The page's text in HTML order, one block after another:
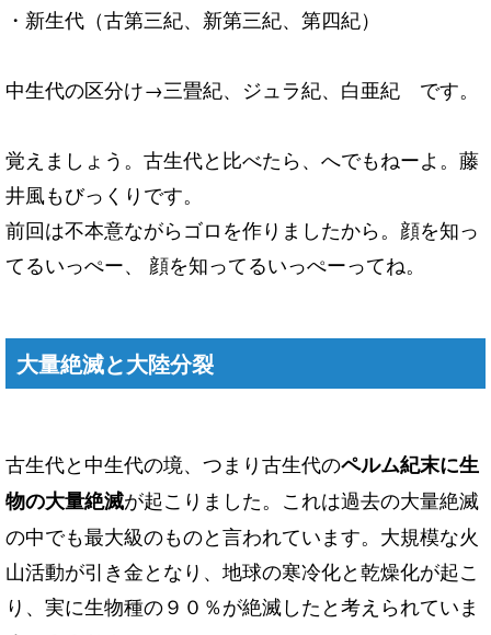
・新生代（古第三紀、新第三紀、第四紀）
中生代の区分け→三畳紀、ジュラ紀、白亜紀 です。
覚えましょう。古生代と比べたら、へでもねーよ。藤
井風もびっくりです。
前回は不本意ながらゴロを作りましたから。顔を知っ
てるいっぺー、 顔を知ってるいっぺーってね。
大量絶滅と大陸分裂
古生代と中生代の境、つまり古生代のペルム紀末に生
物の大量絶滅が起こりました。これは過去の大量絶滅
の中でも最大級のものと言われています。大規模な火
山活動が引き金となり、地球の寒冷化と乾燥化が起こ
り、実に生物種の９０％が絶滅したと考えられていま